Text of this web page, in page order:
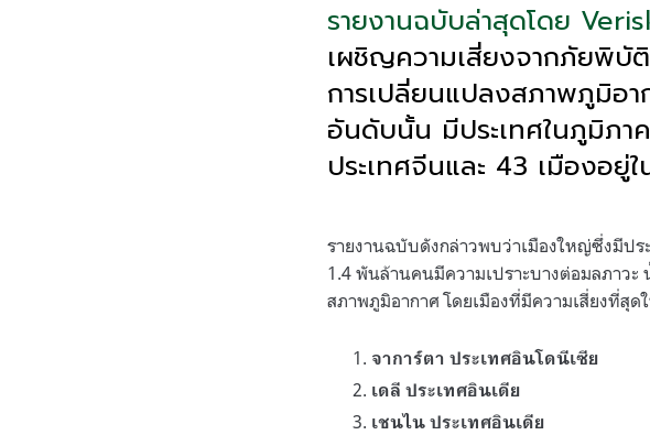
รายงานฉบับล่าสุดโดย
เผชิญความเสี่ยงจากภัยพิบั
การเปลี่ยนแปลงสภาพภูมิอ
อันดับนั้น มีประเทศในภูมิภา
ประเทศจีนและ 43 เมืองอยู่
รายงานฉบับดังกล่าวพบว่าเมืองใหญ่ซึ่งมีปร
1.4 พันล้านคนมีความเปราะบางต่อมลภาวะ
สภาพภูมิอากาศ โดยเมืองที่มีความเสี่ยงที่สุด
จาการ์ตา ประเทศอินโดนีเซีย
เดลี ประเทศอินเดีย
เชนไน ประเทศอินเดีย